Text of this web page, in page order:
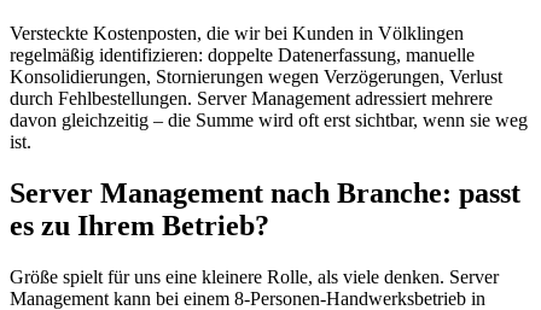
Versteckte Kostenposten, die wir bei Kunden in Völklingen
regelmäßig identifizieren: doppelte Datenerfassung, manuelle
Konsolidierungen, Stornierungen wegen Verzögerungen, Verlust
durch Fehlbestellungen. Server Management adressiert mehrere
davon gleichzeitig – die Summe wird oft erst sichtbar, wenn sie weg
ist.
Server Management nach Branche: passt
es zu Ihrem Betrieb?
Größe spielt für uns eine kleinere Rolle, als viele denken. Server
Management kann bei einem 8-Personen-Handwerksbetrieb in